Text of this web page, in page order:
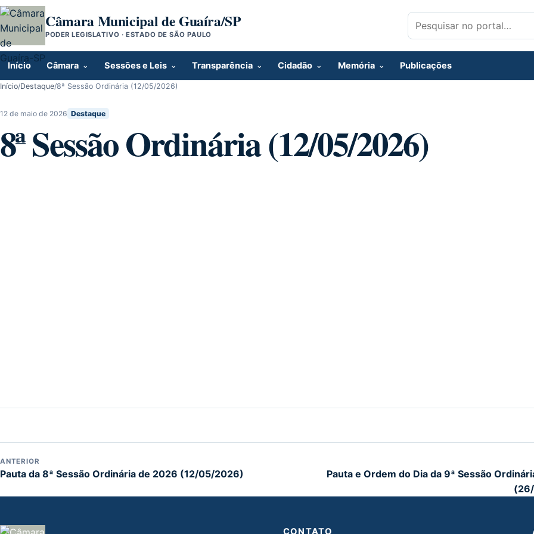
Pular para o conteúdo
Câmara Municipal de Guaíra/SP
PODER LEGISLATIVO · ESTADO DE SÃO PAULO
Pesquisar por:
Início Câmara Sessões e Leis Transparência Cidadão Memória Publicações
Início/Destaque/8ª Sessão Ordinária (12/05/2026)
12 de maio de 2026 Destaque
8ª Sessão Ordinária (12/05/2026)
ANTERIOR
Pauta da 8ª Sessão Ordinária de 2026 (12/05/2026)
Pauta e Ordem do Dia da 9ª Sessão
CONTATO